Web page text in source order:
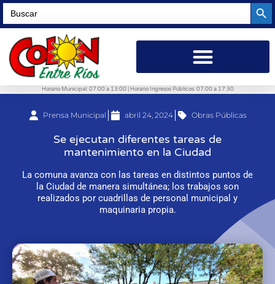
Search
for:
Horario Municipal: 07:00 a 13:00 | Horario Ingresos Públicos: 07:00 a 17:30
Prensa Municipal abril 24, 2024 Obras Públicas
Se ejecutan diferentes tareas de
mantenimiento en la Ciudad
La comuna avanza con las tareas en distintos puntos de
la Ciudad de manera simultánea; los trabajos son
realizados por cuadrillas de personal municipal y
maquinaria propia.